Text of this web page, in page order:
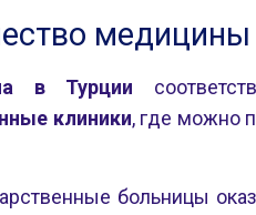
в Турции
клиники, где можно
больницы